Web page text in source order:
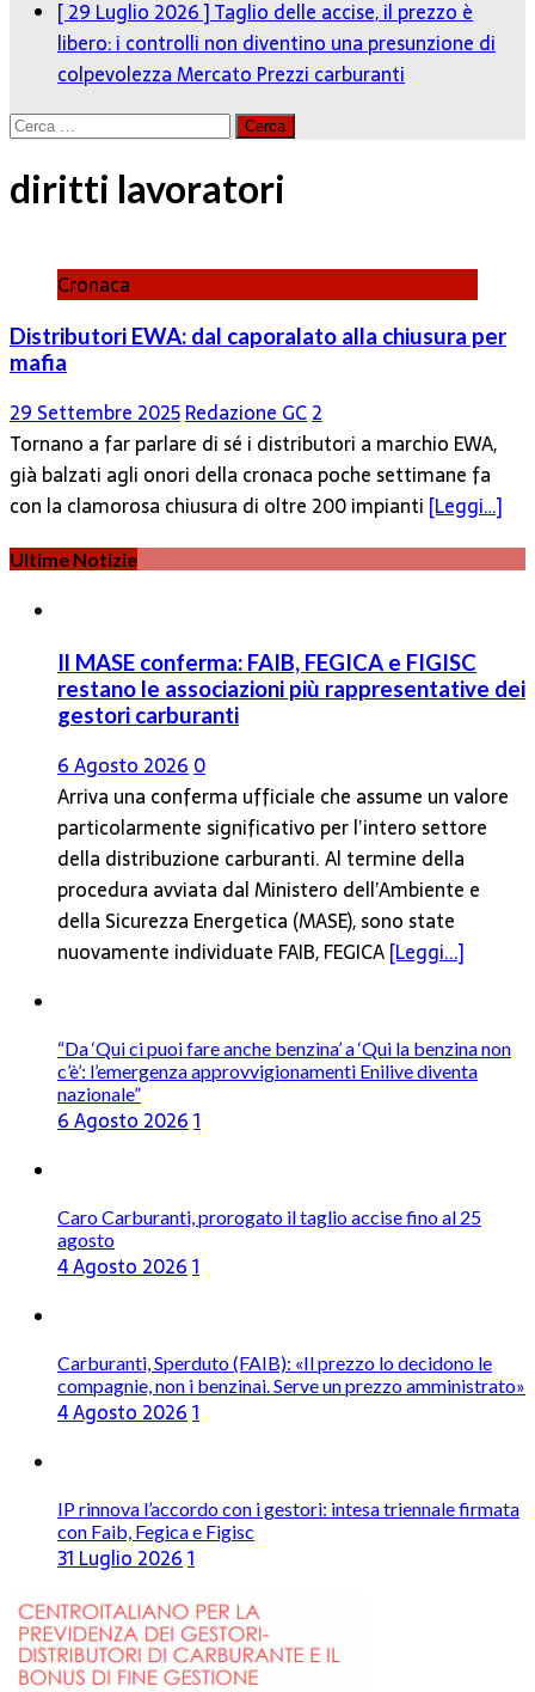
[ 29 Luglio 2026 ]Taglio delle accise, il prezzo è
libero: i controlli non diventino una presunzione di
colpevolezzaMercato Prezzi carburanti
Ricerca
diritti lavoratori
Cronaca
Distributori EWA: dal caporalato alla chiusura per
mafia
29 Settembre 2025Redazione GC2
Tornano a far parlare di sé i distributori a marchio EWA,
già balzati agli onori della cronaca poche settimane fa
con la clamorosa chiusura di oltre 200 impianti [Leggi…]
Ultime Notizie
Il MASE conferma: FAIB, FEGICA e FIGISC
restano le associazioni più rappresentative dei
gestori carburanti
6 Agosto 20260
Arriva una conferma ufficiale che assume un valore
particolarmente significativo per l’intero settore
della distribuzione carburanti. Al termine della
procedura avviata dal Ministero dell’Ambiente e
della Sicurezza Energetica (MASE), sono state
nuovamente individuate FAIB, FEGICA[Leggi...]
“Da ‘Qui ci puoi fare anche benzina’ a ‘Qui la benzina non
c’è’: l’emergenza approvvigionamenti Enilive diventa
nazionale”
6 Agosto 20261
Caro Carburanti, prorogato il taglio accise fino al 25
agosto
4 Agosto 20261
Carburanti, Sperduto (FAIB): «Il prezzo lo decidono le
compagnie, non i benzinai. Serve un prezzo amministrato»
4 Agosto 20261
IP rinnova l’accordo con i gestori: intesa triennale firmata
con Faib, Fegica e Figisc
31 Luglio 20261